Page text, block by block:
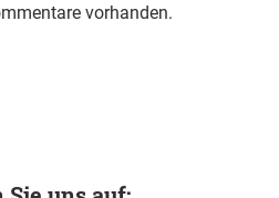
vorhanden.